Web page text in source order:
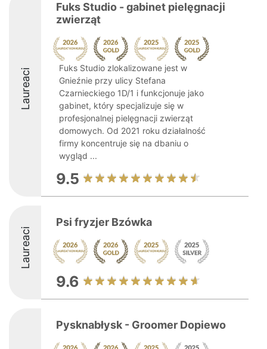
Laureaci
Fuks Studio - gabinet pielęgnacji
zwierząt
Fuks Studio zlokalizowane jest w
Gnieźnie przy ulicy Stefana
Czarnieckiego 1D/1 i funkcjonuje jako
gabinet, który specjalizuje się w
profesjonalnej pielęgnacji zwierząt
domowych. Od 2021 roku działalność
firmy koncentruje się na dbaniu o
wygląd ...
9.5
Laureaci
Psi fryzjer Bzówka
9.6
Pysknabłysk - Groomer Dopiewo